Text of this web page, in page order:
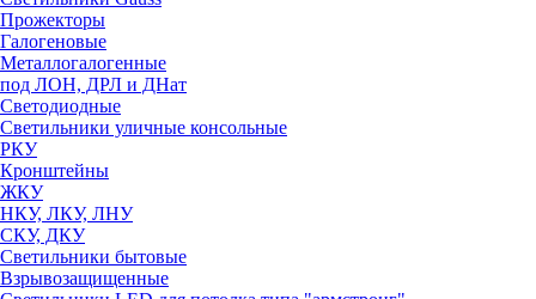
Прожекторы
Галогеновые
Металлогалогенные
под ЛОН, ДРЛ и ДНат
Светодиодные
Светильники уличные консольные
РКУ
Кронштейны
ЖКУ
НКУ, ЛКУ, ЛНУ
СКУ, ДКУ
Светильники бытовые
Взрывозащищенные